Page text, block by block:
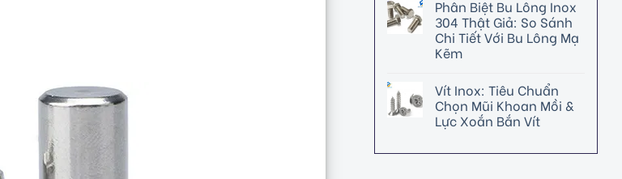
Phân Biệt Bu Lông Inox
304 Thật Giả: So Sánh
Chi Tiết Với Bu Lông Mạ
Kẽm
Vít Inox: Tiêu Chuẩn
Chọn Mũi Khoan Mồi &
Lực Xoắn Bắn Vít